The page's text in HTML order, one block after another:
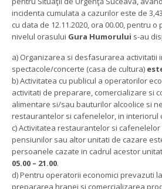
incidenta cumulata a cazurilor este de
cu data de 12.11.2020, ora 00.00, pentru
nivelul orasului Gura Humorului s-au
a) Organizarea si desfasurarea activitatii
spectacole/concerte (casa de cultura)
b) Activitatea cu publicul a operatorilor
activitati de preparare, comercializare si
alimentare si/sau bauturilor alcoolice si
restaurantelor si cafenelelor, in interiorul
c) Activitatea restaurantelor si
pensiunilor sau altor unitati de cazare
persoanele cazate in cadrul acestor
05.00 – 21.00.
d) Pentru operatorii economici prevazuti
prepararea hranei si comercializarea